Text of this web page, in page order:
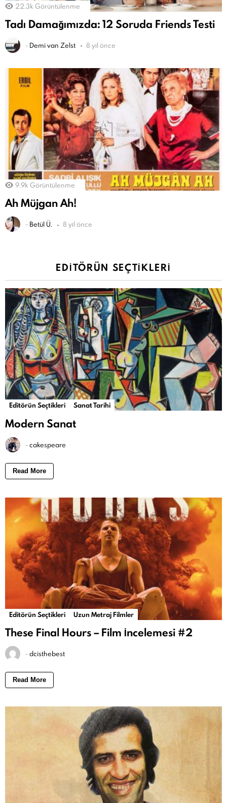
22.3k Görüntülenme
Tadı Damağımızda: 12 Soruda Friends Testi
- Demi van Zelst 8 yıl önce
9.9k Görüntülenme
Ah Müjgan Ah!
- Betül Ü. 8 yıl önce
EDITÖRÜN SEÇTIKLERI
Editörün Seçtikleri Sanat Tarihi
Modern Sanat
-cakespeare
Read More
Editörün Seçtikleri Uzun Metraj Filmler
These Final Hours – Film İncelemesi #2
-dcisthebest
Read More